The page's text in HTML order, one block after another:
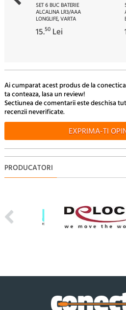
SET 6 BUC BATERIE
ALCALINA LR3/AAA
LONGLIFE, VARTA
15.50 Lei
Ai cumparat acest produs de la
ta conteaza, lasa un review!
Sectiunea de comentarii este deschisa
recenzii neverificate.
EXPRIMA-TI
PRODUCATORI